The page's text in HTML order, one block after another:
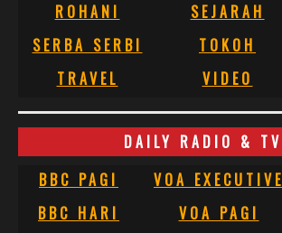
ROHANI
SEJARAH
SERBA SERBI
TOKOH
TRAVEL
VIDEO
DAILY RADIO & TV
BBC PAGI
VOA EXECUTIVE
BBC HARI
VOA PAGI